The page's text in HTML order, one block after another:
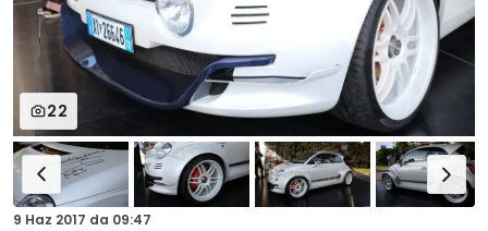
22
9 Haz 2017 da 09:47